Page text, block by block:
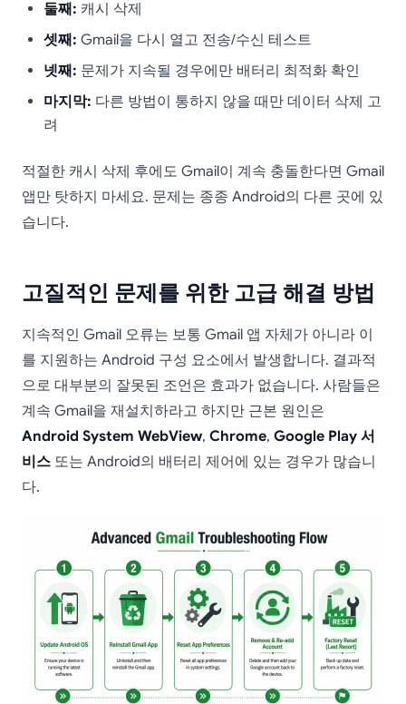
둘째: 캐시 삭제
셋째: Gmail을 다시 열고 전송/수신 테스트
넷째: 문제가 지속될 경우에만 배터리 최적화 확인
마지막: 다른 방법이 통하지 않을 때만 데이터 삭제 고
려
적절한 캐시 삭제 후에도 Gmail이 계속 충돌한다면 Gmail
앱만 탓하지 마세요. 문제는 종종 Android의 다른 곳에 있
습니다.
고질적인 문제를 위한 고급 해결 방법
지속적인 Gmail 오류는 보통 Gmail 앱 자체가 아니라 이
를 지원하는 Android 구성 요소에서 발생합니다. 결과적
으로 대부분의 잘못된 조언은 효과가 없습니다. 사람들은
계속 Gmail을 재설치하라고 하지만 근본 원인은
Android System WebView, Chrome, Google Play 서
비스 또는 Android의 배터리 제어에 있는 경우가 많습니
다.